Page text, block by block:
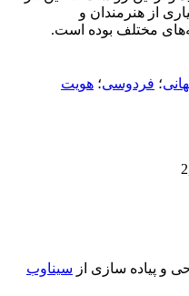
از هنرمندان و
مختلف بوده است.
؛ فردوسی؛ هویت
و پیاده سازی از سیناوب